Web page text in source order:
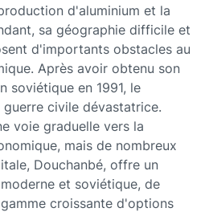
d'aluminium et la
sa géographie difficile et
d'importants obstacles au
Après avoir obtenu son
soviétique en 1991, le
civile dévastatrice.
voie graduelle vers la
mais de nombreux
Douchanbé, offre un
et soviétique, de
croissante d'options